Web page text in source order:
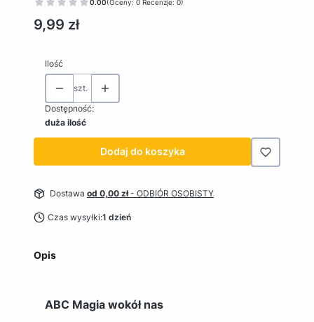
0.00(Oceny: 0 Recenzje: 0)
Cena
9,99 zł
Ilość
szt.
Dostępność:
duża ilość
Dodaj do koszyka
Dostawa od 0,00 zł- ODBIÓR OSOBISTY
Czas wysyłki:1 dzień
Opis
ABC Magia wokół nas